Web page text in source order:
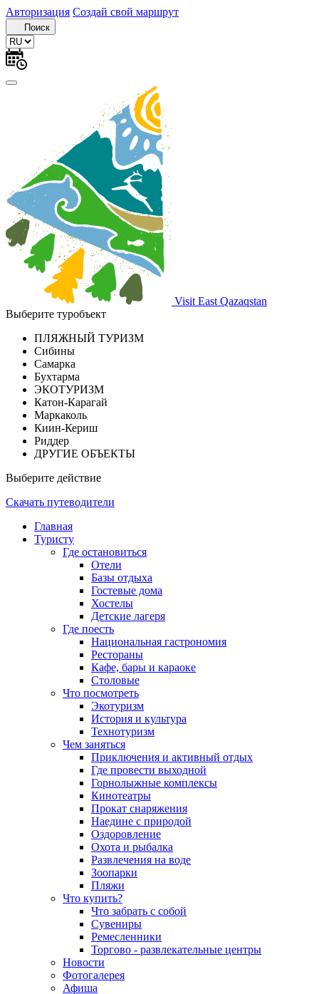
Авторизация Создай свой маршрут
Поиск
Visit East Qazaqstan
Выберите туробъект
ПЛЯЖНЫЙ ТУРИЗМ
Сибины
Самарка
Бухтарма
ЭКОТУРИЗМ
Катон-Карагай
Маркаколь
Киин-Кериш
Риддер
ДРУГИЕ ОБЪЕКТЫ
Выберите действие
Скачать путеводители
Главная
Туристу
Где остановиться
Отели
Базы отдыха
Гостевые дома
Хостелы
Детские лагеря
Где поесть
Национальная гастрономия
Рестораны
Кафе, бары и караоке
Столовые
Что посмотреть
Экотуризм
История и культура
Технотуризм
Чем заняться
Приключения и активный отдых
Где провести выходной
Горнолыжные комплексы
Кинотеатры
Прокат снаряжения
Наедине с природой
Оздоровление
Охота и рыбалка
Развлечения на воде
Зоопарки
Пляжи
Что купить?
Что забрать с собой
Сувениры
Ремесленники
Торгово - развлекательные центры
Новости
Фотогалерея
Афиша